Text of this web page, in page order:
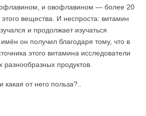
и овофлавином — более 20
вещества. И неспроста: витамин
и продолжает изучаться
он получил благодаря тому, что в
этого витамина исследователи
разнообразных продуктов.
от него польза?..